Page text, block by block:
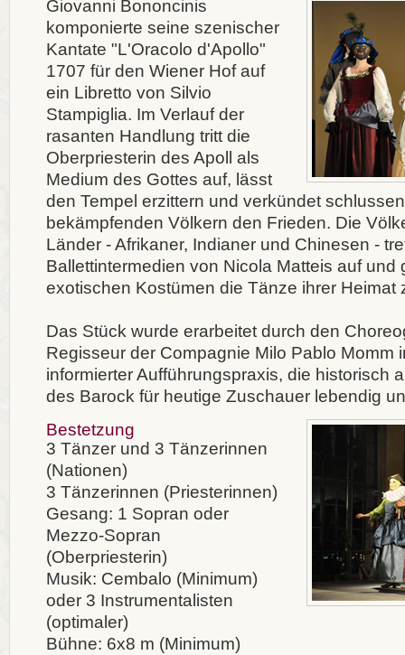
Giovanni Bononcinis
komponierte seine szenischer
Kantate "L'Oracolo d'Apollo"
1707 für den Wiener Hof auf
ein Libretto von Silvio
Stampiglia. Im Verlauf der
rasanten Handlung tritt die
Oberpriesterin des Apoll als
Medium des Gottes auf, lässt
den Tempel erzittern und verkündet
bekämpfenden Völkern den Frieden. Die
Länder - Afrikaner, Indianer und Chinesen -
Ballettintermedien von Nicola Matteis auf und
exotischen Kostümen die Tänze ihrer Heimat
Das Stück wurde erarbeitet durch den
Regisseur der Compagnie Milo Pablo Momm
informierter Aufführungspraxis, die historisch
des Barock für heutige Zuschauer lebendig
Bestetzung
3 Tänzer und 3 Tänzerinnen
(Nationen)
3 Tänzerinnen (Priesterinnen)
Gesang: 1 Sopran oder
Mezzo-Sopran
(Oberpriesterin)
Musik: Cembalo (Minimum)
oder 3 Instrumentalisten
(optimaler)
Bühne: 6x8 m (Minimum)